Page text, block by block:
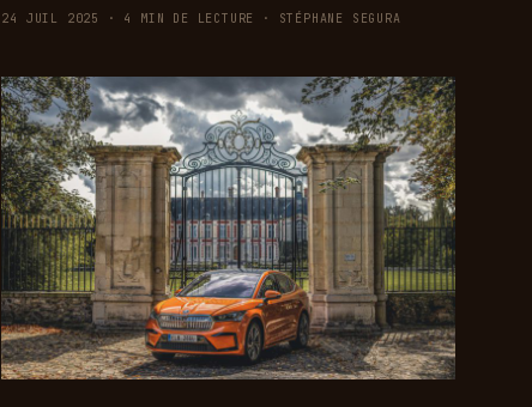
24 JUIL 2025 · 4 MIN DE LECTURE · STÉPHANE SEGURA